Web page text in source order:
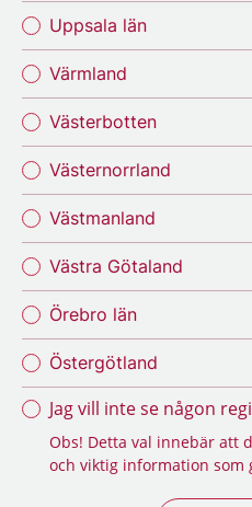
Uppsala län
Värmland
Västerbotten
Västernorrland
Västmanland
Västra Götaland
Örebro län
Östergötland
Jag vill inte se någon
Obs! Detta val innebär att
och viktig information som